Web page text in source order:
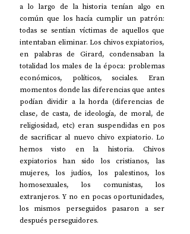
a lo largo de la historia tenían algo en
común que los hacía cumplir un patrón:
todas se sentían víctimas de aquellos que
intentaban eliminar. Los chivos expiatorios,
en palabras de Girard, condensaban la
totalidad los males de la época: problemas
económicos, políticos, sociales. Eran
momentos donde las diferencias que antes
podían dividir a la horda (diferencias de
clase, de casta, de ideología, de moral, de
religiosidad, etc) eran suspendidas en pos
de sacrificar al nuevo chivo expiatorio. Lo
hemos visto en la historia. Chivos
expiatorios han sido los cristianos, las
mujeres, los judíos, los palestinos, los
homosexuales, los comunistas, los
extranjeros. Y no en pocas oportunidades,
los mismos perseguidos pasaron a ser
después perseguidores.